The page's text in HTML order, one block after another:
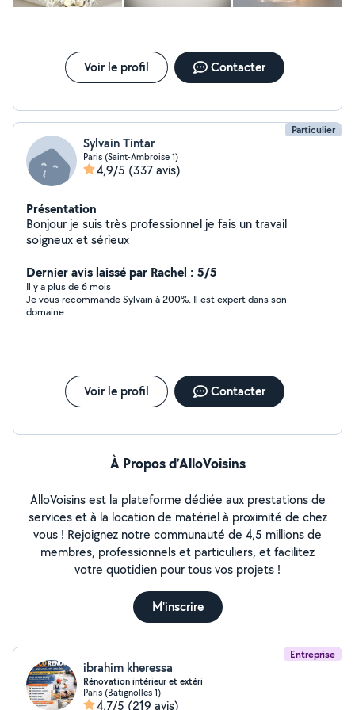
Voir le profil Contacter
Particulier
Sylvain Tintar
Paris (Saint-Ambroise 1)
4,9/5 (337 avis)
Présentation
Bonjour je suis très professionnel je fais un travail
soigneux et sérieux
Dernier avis laissé par Rachel : 5/5
Il y a plus de 6 mois
Je vous recommande Sylvain à 200%. Il est expert dans son
domaine.
Voir le profil Contacter
À Propos d’AlloVoisins
AlloVoisins est la plateforme dédiée aux prestations de
services et à la location de matériel à proximité de chez
vous ! Rejoignez notre communauté de 4,5 millions de
membres, professionnels et particuliers, et facilitez
votre quotidien pour tous vos projets !
M'inscrire
Entreprise
ibrahim kheressa
Rénovation intérieur et extéri
Paris (Batignolles 1)
4,7/5 (219 avis)